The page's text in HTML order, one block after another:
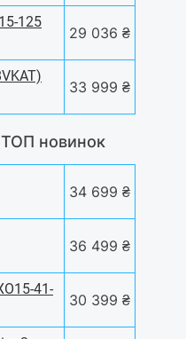
125
29 036 ₴
33 999 ₴
новинок
34 699 ₴
36 499 ₴
41-
30 399 ₴